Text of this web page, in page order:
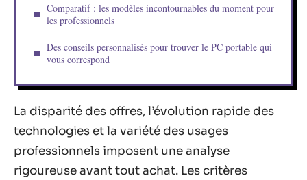
Comparatif : les modèles incontournables du moment pour
les professionnels
Des conseils personnalisés pour trouver le PC portable qui
vous correspond
La disparité des offres, l’évolution rapide des
technologies et la variété des usages
professionnels imposent une analyse
rigoureuse avant tout achat. Les critères